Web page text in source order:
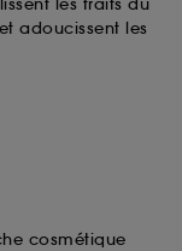
adoucissent les
cosmétique